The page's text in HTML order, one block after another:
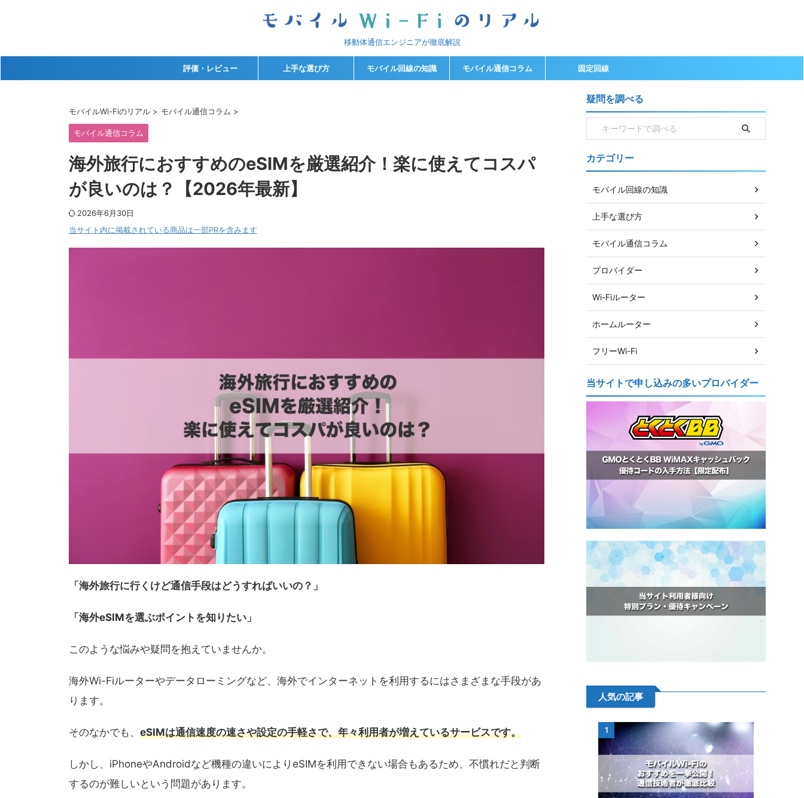
移動体通信エンジニアが徹底解説
評価・レビュー 上手な選び方 モバイル回線の知識 モバイル通信コラム 固定回線
モバイルWi-Fiのリアル > モバイル通信コラム >
モバイル通信コラム
海外旅行におすすめのeSIMを厳選紹介！楽に使えてコスパ
が良いのは？【2026年最新】
2026年6月30日
当サイト内に掲載されている商品は一部PRを含みます
「海外旅行に行くけど通信手段はどうすればいいの？」
「海外eSIMを選ぶポイントを知りたい」
このような悩みや疑問を抱えていませんか。
海外Wi-Fiルーターやデータローミングなど、海外でインターネットを利用するにはさまざまな手段があ
ります。
そのなかでも、 eSIMは通信速度の速さや設定の手軽さで、年々利用者が増えているサービスです。
しかし、iPhoneやAndroidなど機種の違いによりeSIMを利用できない場合もあるため、不慣れだと判断
するのが難しいという問題があります。
疑問を調べる
カテゴリー
モバイル回線の知識
上手な選び方
モバイル通信コラム
プロバイダー
Wi-Fiルーター
ホームルーター
フリーWi-Fi
当サイトで申し込みの多いプロバイダー
人気の記事
1